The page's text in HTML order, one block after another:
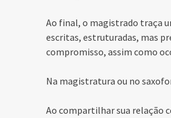
Ao final, o magistrado traça
escritas, estruturadas, mas
compromisso, assim como
Na magistratura ou no
Ao compartilhar sua relação